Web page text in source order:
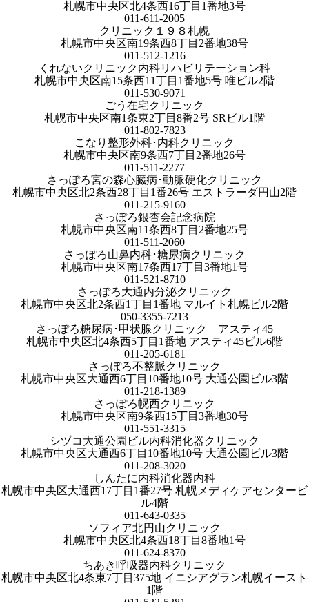
札幌市中央区北4条西16丁目1番地3号
011-611-2005
クリニック１９８札幌
札幌市中央区南19条西8丁目2番地38号
011-512-1216
くれないクリニック内科リハビリテーション科
札幌市中央区南15条西11丁目1番地5号 唯ビル2階
011-530-9071
ごう在宅クリニック
札幌市中央区南1条東2丁目8番2号 SRビル1階
011-802-7823
こなり整形外科･内科クリニック
札幌市中央区南9条西7丁目2番地26号
011-511-2277
さっぽろ宮の森心臓病･動脈硬化クリニック
札幌市中央区北2条西28丁目1番26号 エストラーダ円山2階
011-215-9160
さっぽろ銀杏会記念病院
札幌市中央区南11条西8丁目2番地25号
011-511-2060
さっぽろ山鼻内科･糖尿病クリニック
札幌市中央区南17条西17丁目3番地1号
011-521-8710
さっぽろ大通内分泌クリニック
札幌市中央区北2条西1丁目1番地 マルイト札幌ビル2階
050-3355-7213
さっぽろ糖尿病･甲状腺クリニック アスティ45
札幌市中央区北4条西5丁目1番地 アスティ45ビル6階
011-205-6181
さっぽろ不整脈クリニック
札幌市中央区大通西6丁目10番地10号 大通公園ビル3階
011-218-1389
さっぽろ幌西クリニック
札幌市中央区南9条西15丁目3番地30号
011-551-3315
シヅコ大通公園ビル内科消化器クリニック
札幌市中央区大通西6丁目10番地10号 大通公園ビル3階
011-208-3020
しんたに内科消化器内科
札幌市中央区大通西17丁目1番27号 札幌メディケアセンタービ
ル4階
011-643-0335
ソフィア北円山クリニック
札幌市中央区北4条西18丁目8番地1号
011-624-8370
ちあき呼吸器内科クリニック
札幌市中央区北4条東7丁目375地 イニシアグラン札幌イースト
1階